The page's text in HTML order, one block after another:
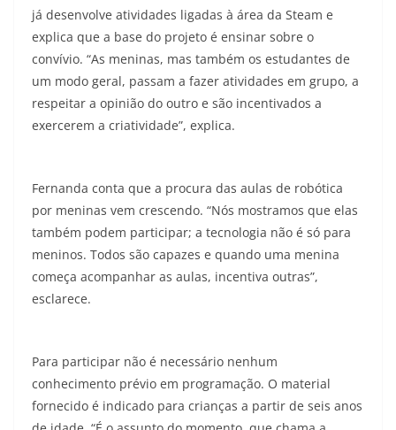
já desenvolve atividades ligadas à área da Steam e
explica que a base do projeto é ensinar sobre o
convívio. “As meninas, mas também os estudantes de
um modo geral, passam a fazer atividades em grupo, a
respeitar a opinião do outro e são incentivados a
exercerem a criatividade”, explica.
Fernanda conta que a procura das aulas de robótica
por meninas vem crescendo. “Nós mostramos que elas
também podem participar; a tecnologia não é só para
meninos. Todos são capazes e quando uma menina
começa acompanhar as aulas, incentiva outras”,
esclarece.
Para participar não é necessário nenhum
conhecimento prévio em programação. O material
fornecido é indicado para crianças a partir de seis anos